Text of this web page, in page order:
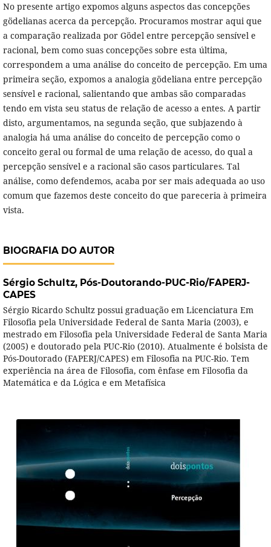
No presente artigo expomos alguns aspectos das concepções
gödelianas acerca da percepção. Procuramos mostrar aqui que
a comparação realizada por Gödel entre percepção sensível e
racional, bem como suas concepções sobre esta última,
correspondem a uma análise do conceito de percepção. Em uma
primeira seção, expomos a analogia gödeliana entre percepção
sensível e racional, salientando que ambas são comparadas
tendo em vista seu status de relação de acesso a entes. A partir
disto, argumentamos, na segunda seção, que subjazendo à
analogia há uma análise do conceito de percepção como o
conceito geral ou formal de uma relação de acesso, do qual a
percepção sensível e a racional são casos particulares. Tal
análise, como defendemos, acaba por ser mais adequada ao uso
comum que fazemos deste conceito do que pareceria à primeira
vista.
BIOGRAFIA DO AUTOR
Sérgio Schultz, Pós-Doutorando-PUC-Rio/FAPERJ-
CAPES
Sérgio Ricardo Schultz possui graduação em Licenciatura Em
Filosofia pela Universidade Federal de Santa Maria (2003), e
mestrado em Filosofia pela Universidade Federal de Santa Maria
(2005) e doutorado pela PUC-Rio (2010). Atualmente é bolsista de
Pós-Doutorado (FAPERJ/CAPES) em Filosofia na PUC-Rio. Tem
experiência na área de Filosofia, com ênfase em Filosofia da
Matemática e da Lógica e em Metafísica